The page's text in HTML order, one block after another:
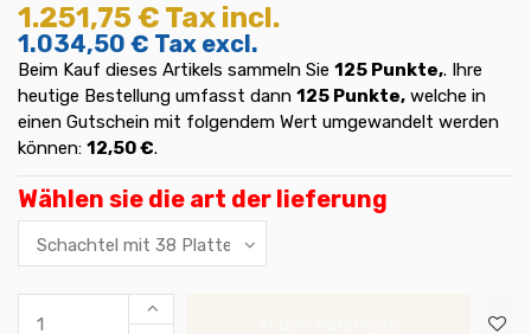
1.251,75 € Tax incl.
1.034,50 € Tax excl.
Beim Kauf dieses Artikels sammeln Sie 125 Punkte,. Ihre
heutige Bestellung umfasst dann 125 Punkte, welche in
einen Gutschein mit folgendem Wert umgewandelt werden
können: 12,50 €.
Wählen sie die art der lieferung